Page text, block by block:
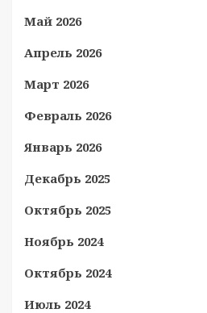
Май 2026
Апрель 2026
Март 2026
Февраль 2026
Январь 2026
Декабрь 2025
Октябрь 2025
Ноябрь 2024
Октябрь 2024
Июль 2024